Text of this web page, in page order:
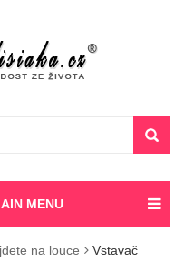
MENU
na louce
Vstavač